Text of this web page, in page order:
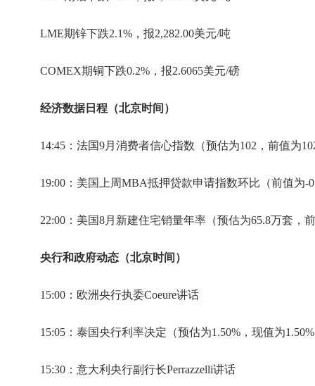
LME期锌下跌2.1%，报2,282.00美元/吨
COMEX期铜下跌0.2%，报2.6065美元/磅
经济数据日程（北京时间）
14:45：法国9月消费者信心指数（预估为102，前值为
19:00：美国上周MBA抵押贷款申请指数环比（前值为-
22:00：美国8月新建住宅销量年率（预估为65.8万套，
央行和政府动态（北京时间）
15:00：欧洲央行执委Coeure讲话
15:05：泰国央行利率决定（预估为1.50%，现值为
15:30：意大利央行副行长Perrazzelli讲话